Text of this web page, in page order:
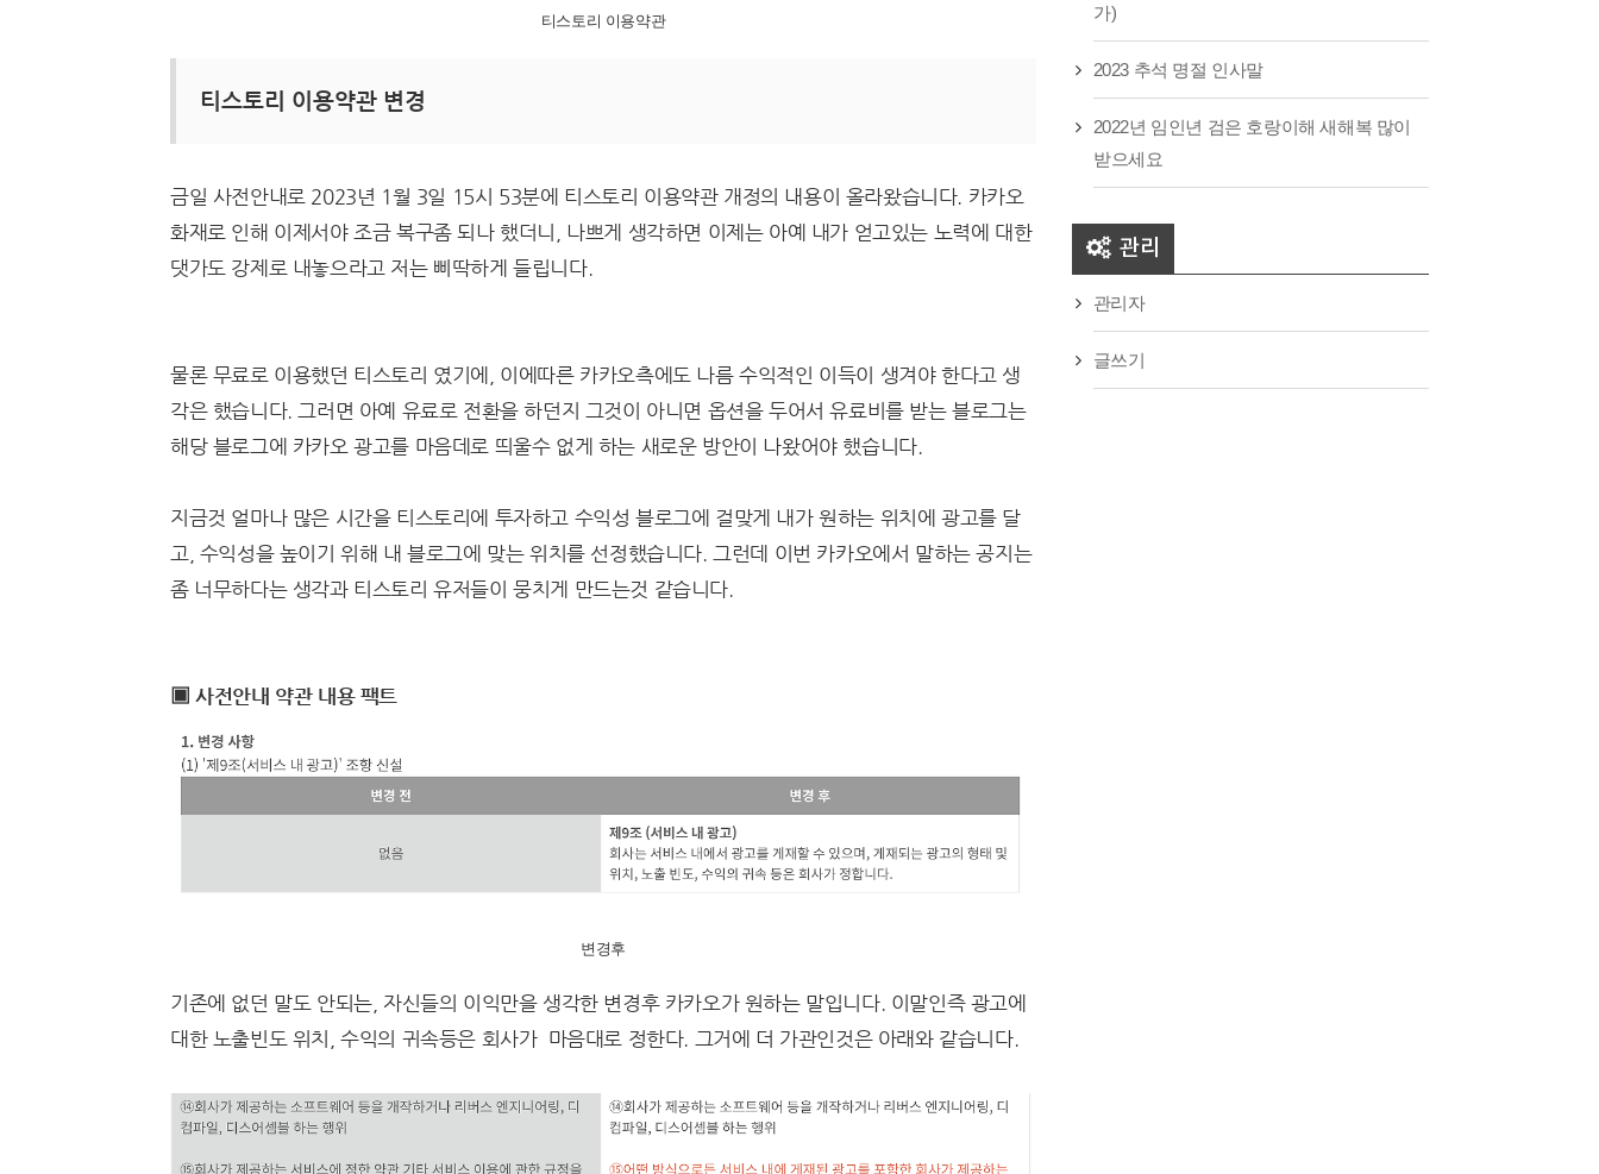
티스토리 이용약관
티스토리 이용약관 변경
금일 사전안내로 2023년 1월 3일 15시 53분에 티스토리 이용약관 개정의 내용이 올라왔습니다. 카카오
화재로 인해 이제서야 조금 복구좀 되나 했더니, 나쁘게 생각하면 이제는 아예 내가 얻고있는 노력에 대한
댓가도 강제로 내놓으라고 저는 삐딱하게 들립니다.
물론 무료로 이용했던 티스토리 였기에, 이에따른 카카오측에도 나름 수익적인 이득이 생겨야 한다고 생
각은 했습니다. 그러면 아예 유료로 전환을 하던지 그것이 아니면 옵션을 두어서 유료비를 받는 블로그는
해당 블로그에 카카오 광고를 마음데로 띄울수 없게 하는 새로운 방안이 나왔어야 했습니다.
지금것 얼마나 많은 시간을 티스토리에 투자하고 수익성 블로그에 걸맞게 내가 원하는 위치에 광고를 달
고, 수익성을 높이기 위해 내 블로그에 맞는 위치를 선정했습니다. 그런데 이번 카카오에서 말하는 공지는
좀 너무하다는 생각과 티스토리 유저들이 뭉치게 만드는것 같습니다.
▣ 사전안내 약관 내용 팩트
변경후
기존에 없던 말도 안되는, 자신들의 이익만을 생각한 변경후 카카오가 원하는 말입니다. 이말인즉 광고에
대한 노출빈도 위치, 수익의 귀속등은 회사가 마음대로 정한다. 그거에 더 가관인것은 아래와 같습니다.
가)
2023 추석 명절 인사말
2022년 임인년 검은 호랑이해 새해복 많이
받으세요
관리
관리자
글쓰기